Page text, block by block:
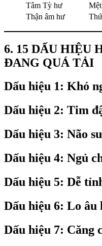
Tâm Tỳ hư
Thận âm hư
6. 15 DẤU HIỆU
ĐANG QUÁ TẢI
Dấu hiệu 1: Khó
Dấu hiệu 2: Tim
Dấu hiệu 3: Não
Dấu hiệu 4: Ngủ
Dấu hiệu 5: Dễ
Dấu hiệu 6: Lo âu
Dấu hiệu 7: Căng